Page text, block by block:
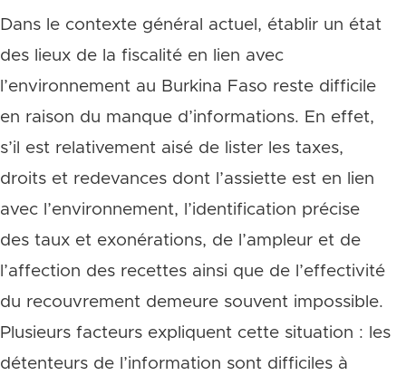
Dans le contexte général actuel, établir un état
des lieux de la fiscalité en lien avec
l’environnement au Burkina Faso reste difficile
en raison du manque d’informations. En effet,
s’il est relativement aisé de lister les taxes,
droits et redevances dont l’assiette est en lien
avec l’environnement, l’identification précise
des taux et exonérations, de l’ampleur et de
l’affection des recettes ainsi que de l’effectivité
du recouvrement demeure souvent impossible.
Plusieurs facteurs expliquent cette situation : les
détenteurs de l’information sont difficiles à